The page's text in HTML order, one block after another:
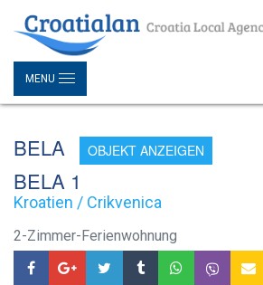
MENU
BELA OBJEKT ANZEIGEN
BELA 1
Kroatien / Crikvenica
2-Zimmer-Ferienwohnung